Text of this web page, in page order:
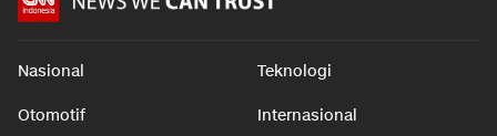
Nasional Teknologi
Otomotif Internasional